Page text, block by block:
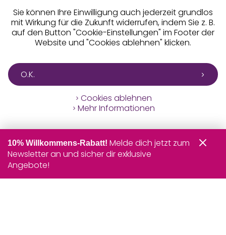
Sie können Ihre Einwilligung auch jederzeit grundlos
mit Wirkung für die Zukunft widerrufen, indem Sie z. B.
auf den Button "Cookie-Einstellungen" im Footer der
Website und "Cookies ablehnen" klicken.
O.K.
Cookies ablehnen
Mehr Informationen
10% Willkommens-Rabatt! Melde dich jetzt zum
Newsletter an und sicher dir exklusive
Angebote!